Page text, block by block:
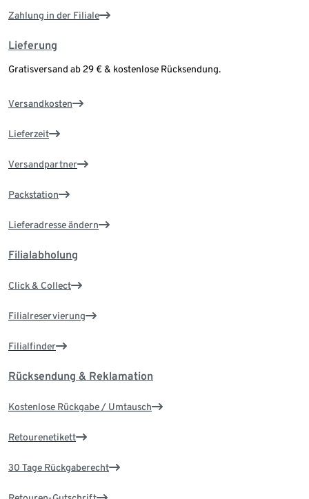
Zahlung in der Filiale
Lieferung
Gratisversand ab 29 € & kostenlose Rücksendung.
Versandkosten
Lieferzeit
Versandpartner
Packstation
Lieferadresse ändern
Filialabholung
Click & Collect
Filialreservierung
Filialfinder
Rücksendung & Reklamation
Kostenlose Rückgabe / Umtausch
Retourenetikett
30 Tage Rückgaberecht